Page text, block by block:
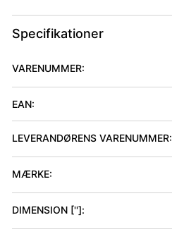
Specifikationer
VARENUMMER:
EAN:
LEVERANDØRENS VARENUMMER:
MÆRKE:
DIMENSION ['']: